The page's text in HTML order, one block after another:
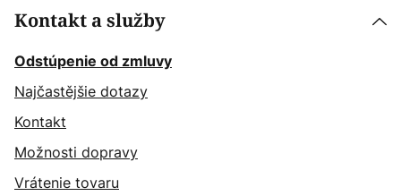
Kontakt a služby
Odstúpenie od zmluvy
Najčastějšie dotazy
Kontakt
Možnosti dopravy
Vrátenie tovaru